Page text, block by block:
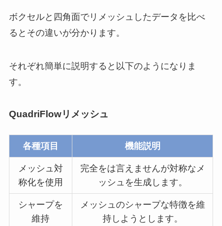
ボクセルと四角面でリメッシュしたデータを比べ
るとその違いが分かります。
それぞれ簡単に説明すると以下のようになりま
す。
QuadriFlowリメッシュ
各種項目 機能説明
メッシュ対
称化を使用
完全をは言えませんが対称なメ
ッシュを生成します。
シャープを
維持
メッシュのシャープな特徴を維
持しようとします。